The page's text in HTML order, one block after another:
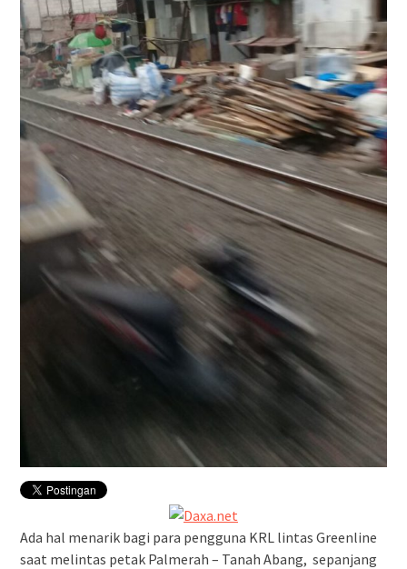
Ada hal menarik bagi para pengguna KRL lintas Greenline
saat melintas petak Palmerah – Tanah Abang, sepanjang